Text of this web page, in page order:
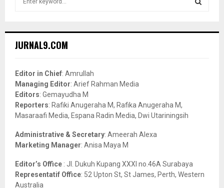
h
o
r
:
JURNAL9.COM
Editor in Chief: Amrullah
Managing Editor: Arief Rahman Media
Editors: Gemayudha M
Reporters: Rafiki Anugeraha M, Rafika Anugeraha M,
Masaraafi Media, Espana Radin Media, Dwi Utariningsih
Administrative & Secretary: Ameerah Alexa
Marketing Manager: Anisa Maya M
Editor’s Office : Jl. Dukuh Kupang XXXI no.46A Surabaya
Representatif Office: 52 Upton St, St James, Perth, Western
Australia